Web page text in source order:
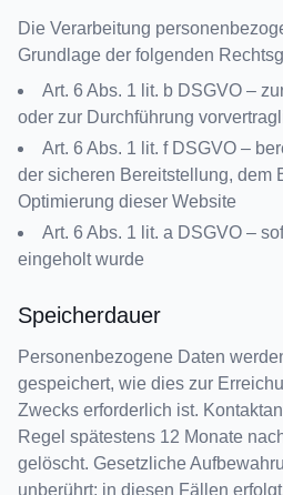
Die Verarbeitung
Grundlage der folgenden
Art. 6 Abs. 1 lit. b DSGVO –
oder zur Durchführung
Art. 6 Abs. 1 lit. f DSGVO –
der sicheren Bereitstellung, dem
Optimierung dieser Website
Art. 6 Abs. 1 lit. a DSGVO –
eingeholt wurde
Speicherdauer
Personenbezogene Daten
gespeichert, wie dies zur
Zwecks erforderlich ist.
Regel spätestens 12 Monate
gelöscht. Gesetzliche
unberührt; in diesen Fällen